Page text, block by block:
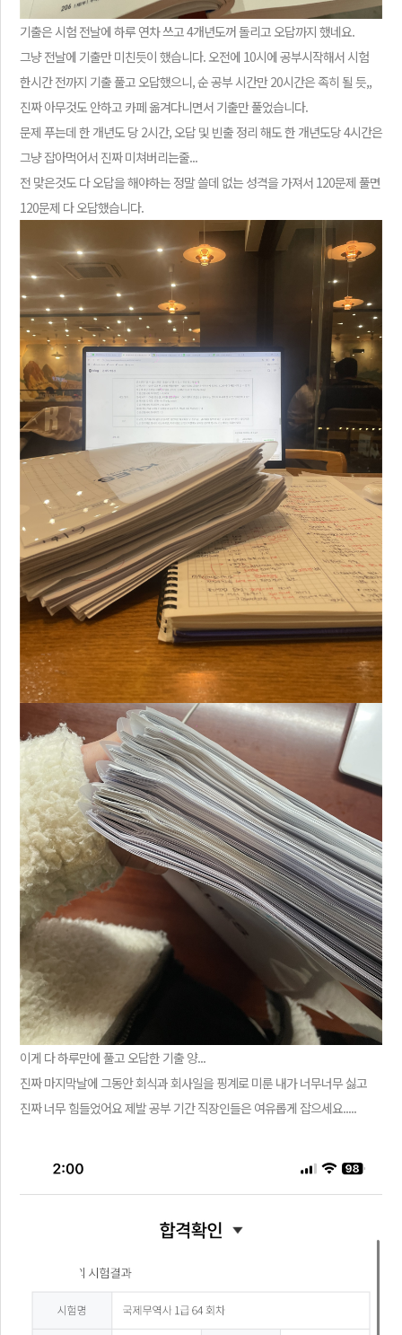
기출은 시험 전날에 하루 연차 쓰고 4개년도꺼 돌리고 오답까지 했네요.
그냥 전날에 기출만 미친듯이 했습니다. 오전에 10시에 공부시작해서 시험
한시간 전까지 기출 풀고 오답했으니, 순 공부 시간만 20시간은 족히 될 듯,,
진짜 아무것도 안하고 카페 옮겨다니면서 기출만 풀었습니다.
문제 푸는데 한 개년도 당 2시간, 오답 및 빈출 정리 해도 한 개년도당 4시간은
그냥 잡아먹어서 진짜 미쳐버리는줄...
전 맞은것도 다 오답을 해야하는 정말 쓸데 없는 성격을 가져서 120문제 풀면
120문제 다 오답했습니다.
이게 다 하루만에 풀고 오답한 기출 양...
진짜 마지막날에 그동안 회식과 회사일을 핑계로 미룬 내가 너무너무 싫고
진짜 너무 힘들었어요 제발 공부 기간 직장인들은 여유롭게 잡으세요.....